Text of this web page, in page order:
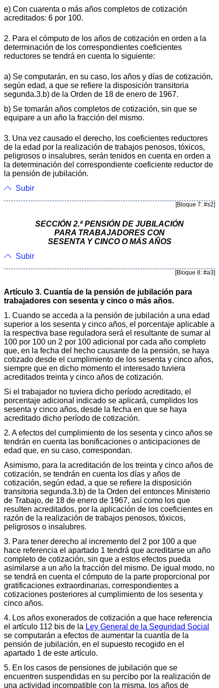
e) Con cuarenta o más años completos de cotización
acreditados: 6 por 100.
2. Para el cómputo de los años de cotización en orden a la
determinación de los correspondientes coeficientes
reductores se tendrá en cuenta lo siguiente:
a) Se computarán, en su caso, los años y días de cotización,
según edad, a que se refiere la disposición transitoria
segunda.3.b) de la Orden de 18 de enero de 1967.
b) Se tomarán años completos de cotización, sin que se
equipare a un año la fracción del mismo.
3. Una vez causado el derecho, los coeficientes reductores
de la edad por la realización de trabajos penosos, tóxicos,
peligrosos o insalubres, serán tenidos en cuenta en orden a
la determinación del correspondiente coeficiente reductor de
la pensión de jubilación.
Subir
[Bloque 7: #s2]
SECCIÓN 2.ª PENSIÓN DE JUBILACIÓN
PARA TRABAJADORES CON
SESENTA Y CINCO O MÁS AÑOS
Subir
[Bloque 8: #a3]
Artículo 3. Cuantía de la pensión de jubilación para
trabajadores con sesenta y cinco o más años.
1. Cuando se acceda a la pensión de jubilación a una edad
superior a los sesenta y cinco años, el porcentaje aplicable a
la respectiva base reguladora será el resultante de sumar al
100 por 100 un 2 por 100 adicional por cada año completo
que, en la fecha del hecho causante de la pensión, se haya
cotizado desde el cumplimiento de los sesenta y cinco años,
siempre que en dicho momento el interesado tuviera
acreditados treinta y cinco años de cotización.
Si el trabajador no tuviera dicho período acreditado, el
porcentaje adicional indicado se aplicará, cumplidos los
sesenta y cinco años, desde la fecha en que se haya
acreditado dicho período de cotización.
2. A efectos del cumplimiento de los sesenta y cinco años se
tendrán en cuenta las bonificaciones o anticipaciones de
edad que, en su caso, correspondan.
Asimismo, para la acreditación de los treinta y cinco años de
cotización, se tendrán en cuenta los días y años de
cotización, según edad, a que se refiere la disposición
transitoria segunda.3.b) de la Orden del entonces Ministerio
de Trabajo, de 18 de enero de 1967, así como los que
resulten acreditados, por la aplicación de los coeficientes en
razón de la realización de trabajos penosos, tóxicos,
peligrosos o insalubres.
3. Para tener derecho al incremento del 2 por 100 a que
hace referencia el apartado 1 tendrá que acreditarse un año
completo de cotización, sin que a estos efectos pueda
asimilarse a un año la fracción del mismo. De igual modo, no
se tendrá en cuenta el cómputo de la parte proporcional por
gratificaciones extraordinarias, correspondientes a
cotizaciones posteriores al cumplimiento de los sesenta y
cinco años.
4. Los años exonerados de cotización a que hace referencia
el artículo 112 bis de la Ley General de la Seguridad Social
se computarán a efectos de aumentar la cuantía de la
pensión de jubilación, en el supuesto recogido en el
apartado 1 de este artículo.
5. En los casos de pensiones de jubilación que se
encuentren suspendidas en su percibo por la realización de
una actividad incompatible con la misma, los años de